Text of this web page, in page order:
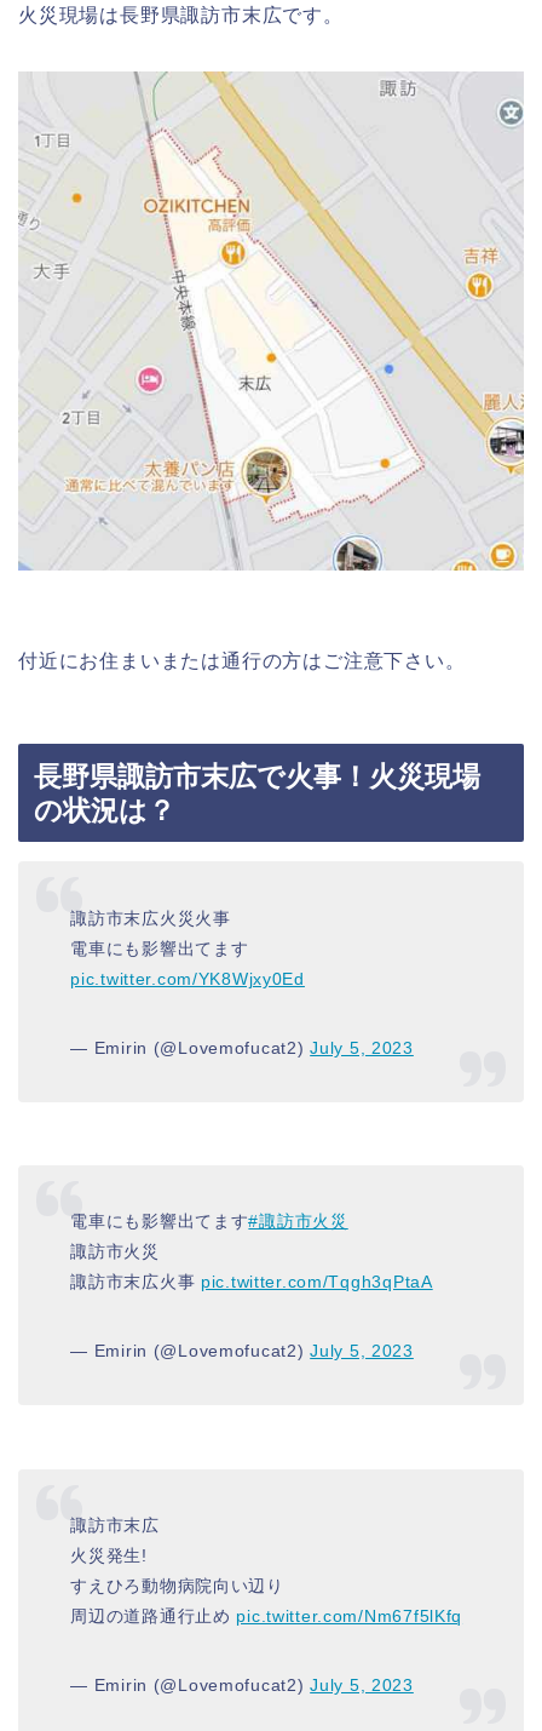
火災現場は長野県諏訪市末広です。
付近にお住まいまたは通行の方はご注意下さい。
長野県諏訪市末広で火事！火災現場
の状況は？
諏訪市末広火災火事
電車にも影響出てます
pic.twitter.com/YK8Wjxy0Ed
— Emirin (@Lovemofucat2)July 5, 2023
電車にも影響出てます#諏訪市火災
諏訪市火災
諏訪市末広火事 pic.twitter.com/Tqgh3qPtaA
— Emirin (@Lovemofucat2)July 5, 2023
諏訪市末広
火災発生!
すえひろ動物病院向い辺り
周辺の道路通行止め pic.twitter.com/Nm67f5lKfq
— Emirin (@Lovemofucat2)July 5, 2023